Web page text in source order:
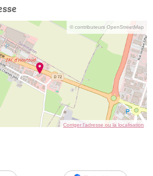
© contributeurs OpenStreetMap
Corriger l’adresse ou la localisation